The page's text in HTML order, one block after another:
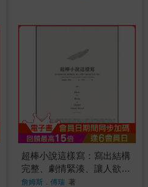
超棒小說這樣寫：寫出結構
完整、劇情緊湊、讓人欲罷
不能的超完美小說！
詹姆斯．傅瑞 著